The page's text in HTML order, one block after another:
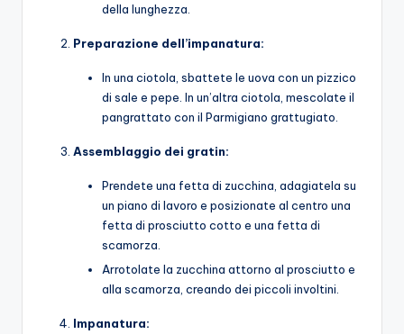
della lunghezza.
Preparazione dell’impanatura:
In una ciotola, sbattete le uova con un pizzico
di sale e pepe. In un’altra ciotola, mescolate il
pangrattato con il Parmigiano grattugiato.
Assemblaggio dei gratin:
Prendete una fetta di zucchina, adagiatela su
un piano di lavoro e posizionate al centro una
fetta di prosciutto cotto e una fetta di
scamorza.
Arrotolate la zucchina attorno al prosciutto e
alla scamorza, creando dei piccoli involtini.
Impanatura: